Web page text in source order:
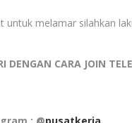
melamar silahkan
DENGAN CARA JOIN